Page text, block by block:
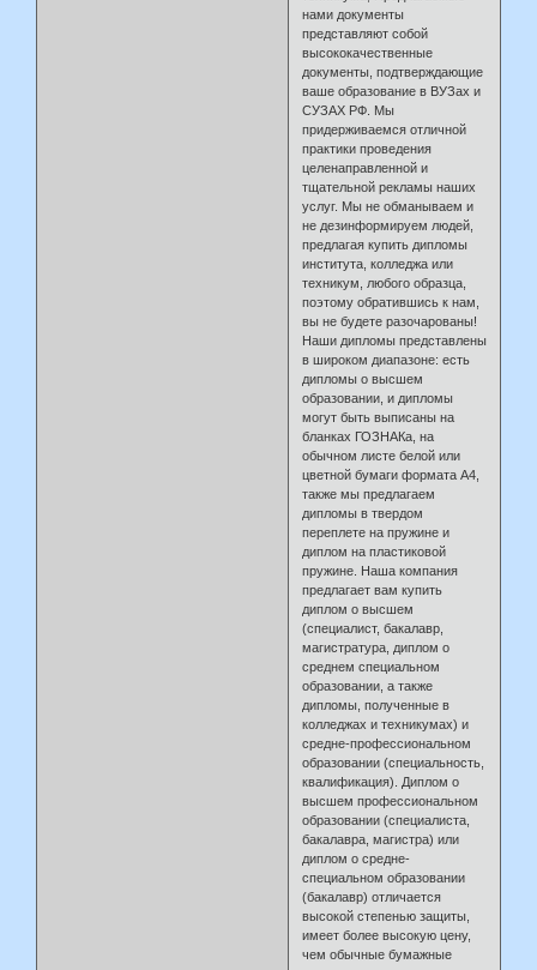
нами документы
представляют собой
высококачественные
документы, подтверждающие
ваше образование в ВУЗах и
СУЗАХ РФ. Мы
придерживаемся отличной
практики проведения
целенаправленной и
тщательной рекламы наших
услуг. Мы не обманываем и
не дезинформируем людей,
предлагая купить дипломы
института, колледжа или
техникум, любого образца,
поэтому обратившись к нам,
вы не будете разочарованы!
Наши дипломы представлены
в широком диапазоне: есть
дипломы о высшем
образовании, и дипломы
могут быть выписаны на
бланках ГОЗНАКа, на
обычном листе белой или
цветной бумаги формата А4,
также мы предлагаем
дипломы в твердом
переплете на пружине и
диплом на пластиковой
пружине. Наша компания
предлагает вам купить
диплом о высшем
(специалист, бакалавр,
магистратура, диплом о
среднем специальном
образовании, а также
дипломы, полученные в
колледжах и техникумах) и
средне-профессиональном
образовании (специальность,
квалификация). Диплом о
высшем профессиональном
образовании (специалиста,
бакалавра, магистра) или
диплом о средне-
специальном образовании
(бакалавр) отличается
высокой степенью защиты,
имеет более высокую цену,
чем обычные бумажные